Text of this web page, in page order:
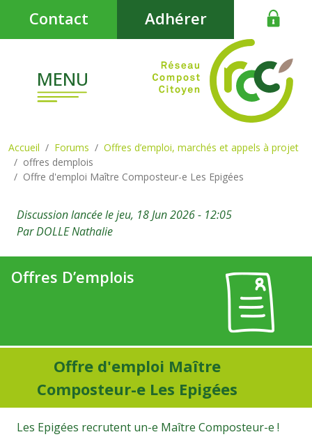
MENU
Contact Adhérer
Accueil Forums
Offres d’emploi, marchés et appels à projet
offres demplois
Offre d'emploi Maître Composteur-e Les Epigées
Discussion lancée lejeu, 18 Jun 2026 - 12:05
ParDOLLE Nathalie
Offres D’emplois
Offre d'emploi Maître
Composteur-e Les Epigées
Les Epigées recrutent un-e Maître Composteur-e !